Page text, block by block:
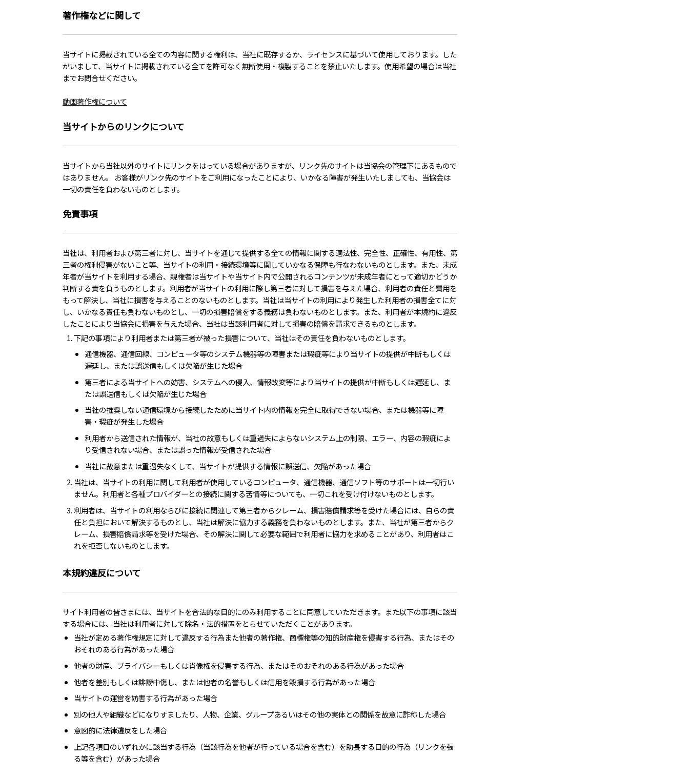
著作権などに関して
当サイトに掲載されている全ての内容に関する権利は、当社に既存するか、ライセンスに基づいて使用しております。した
がいまして、当サイトに掲載されている全てを許可なく無断使用・複製することを禁止いたします。使用希望の場合は当社
までお問合せください。
動画著作権について
当サイトからのリンクについて
当サイトから当社以外のサイトにリンクをはっている場合がありますが、リンク先のサイトは当協会の管理下にあるもので
はありません。 お客様がリンク先のサイトをご利用になったことにより、いかなる障害が発生いたしましても、当協会は
一切の責任を負わないものとします。
免責事項
当社は、利用者および第三者に対し、当サイトを通じて提供する全ての情報に関する適法性、完全性、正確性、有用性、第
三者の権利侵害がないこと等、当サイトの利用・接続環境等に関していかなる保障も行なわないものとします。また、未成
年者が当サイトを利用する場合、親権者は当サイトや当サイト内で公開されるコンテンツが未成年者にとって適切かどうか
判断する責を負うものとします。利用者が当サイトの利用に際し第三者に対して損害を与えた場合、利用者の責任と費用を
もって解決し、当社に損害を与えることのないものとします。当社は当サイトの利用により発生した利用者の損害全てに対
し、いかなる責任も負わないものとし、一切の損害賠償をする義務は負わないものとします。また、利用者が本規約に違反
したことにより当協会に損害を与えた場合、当社は当該利用者に対して損害の賠償を請求できるものとします。
下記の事項により利用者または第三者が被った損害について、当社はその責任を負わないものとします。
通信機器、通信回線、コンピュータ等のシステム機器等の障害または瑕疵等により当サイトの提供が中断もしくは
遅延し、または誤送信もしくは欠陥が生じた場合
第三者による当サイトへの妨害、システムへの侵入、情報改変等により当サイトの提供が中断もしくは遅延し、ま
たは誤送信もしくは欠陥が生じた場合
当社の推奨しない通信環境から接続したために当サイト内の情報を完全に取得できない場合、または機器等に障
害・瑕疵が発生した場合
利用者から送信された情報が、当社の故意もしくは重過失によらないシステム上の制限、エラー、内容の瑕疵によ
り受信されない場合、または誤った情報が受信された場合
当社に故意または重過失なくして、当サイトが提供する情報に誤送信、欠陥があった場合
当社は、当サイトの利用に関して利用者が使用しているコンピュータ、通信機器、通信ソフト等のサポートは一切行い
ません。利用者と各種プロバイダーとの接続に関する苦情等についても、一切これを受け付けないものとします。
利用者は、当サイトの利用ならびに接続に関連して第三者からクレーム、損害賠償請求等を受けた場合には、自らの責
任と負担において解決するものとし、当社は解決に協力する義務を負わないものとします。また、当社が第三者からク
レーム、損害賠償請求等を受けた場合、その解決に関して必要な範囲で利用者に協力を求めることがあり、利用者はこ
れを拒否しないものとします。
本規約違反について
サイト利用者の皆さまには、当サイトを合法的な目的にのみ利用することに同意していただきます。また以下の事項に該当
する場合には、当社は利用者に対して除名・法的措置をとらせていただくことがあります。
当社が定める著作権規定に対して違反する行為また他者の著作権、商標権等の知的財産権を侵害する行為、またはその
おそれのある行為があった場合
他者の財産、プライバシーもしくは肖像権を侵害する行為、またはそのおそれのある行為があった場合
他者を差別もしくは誹謗中傷し、または他者の名誉もしくは信用を毀損する行為があった場合
当サイトの運営を妨害する行為があった場合
別の他人や組織などになりすましたり、人物、企業、グループあるいはその他の実体との関係を故意に詐称した場合
意図的に法律違反をした場合
上記各項目のいずれかに該当する行為（当該行為を他者が行っている場合を含む）を助長する目的の行為（リンクを張
る等を含む）があった場合